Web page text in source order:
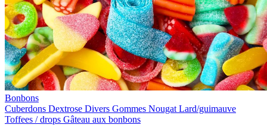
Bonbons
Cuberdons Dextrose Divers Gommes Nougat Lard/guimauve
Toffees / drops Gâteau aux bonbons